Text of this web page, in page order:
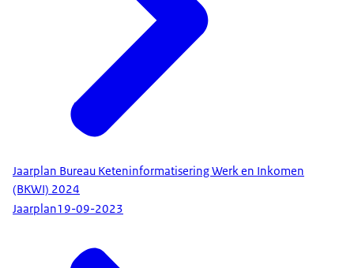
Jaarplan Bureau Keteninformatisering Werk en Inkomen
(BKWI) 2024
Jaarplan19-09-2023